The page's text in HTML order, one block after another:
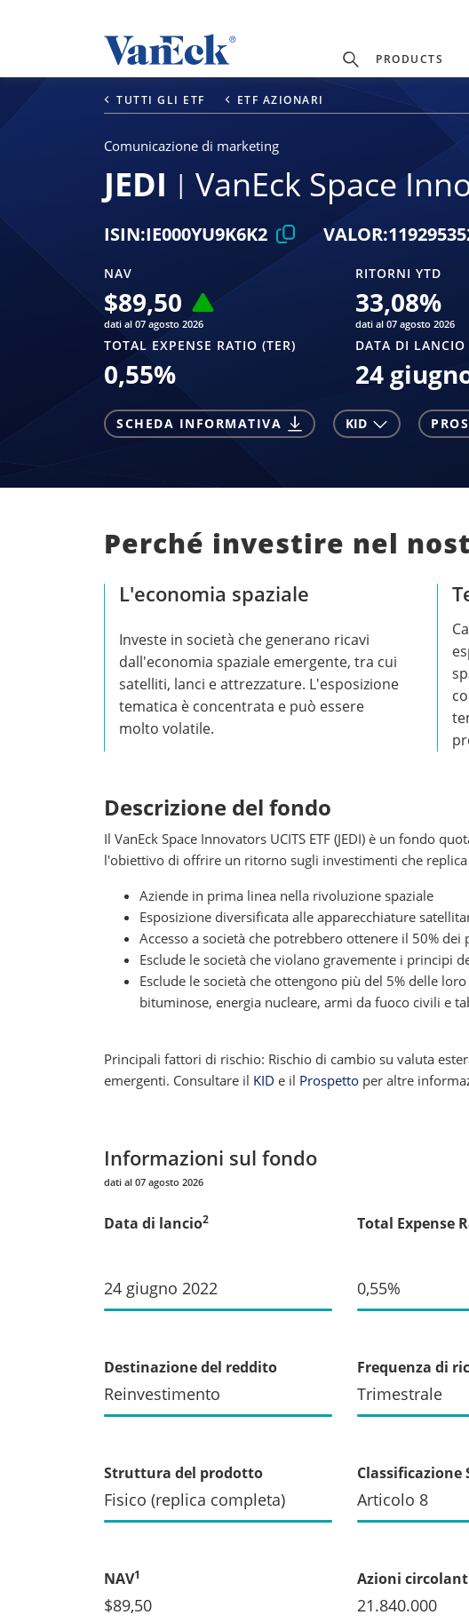
PRODUCTS
TUTTI GLI ETF ETF AZIONARI
Comunicazione di marketing
JEDI VanEck Space
ISIN:IE000YU9K6K2 VALOR:
NAV
$89,50
dati al 07 agosto 2026
RITORNI YTD
33,08%
dati al 07 agosto 2026
TOTAL EXPENSE RATIO (TER)
0,55%
DATA DI LANCIO
24
SCHEDA INFORMATIVA KID
Perché investire nel
L'economia spaziale
Investe in società che generano ricavi
dall'economia spaziale emergente, tra cui
satelliti, lanci e attrezzature. L'esposizione
tematica è concentrata e può essere
molto volatile.
Descrizione del fondo
Il VanEck Space Innovators UCITS ETF (JEDI) è un fondo
l'obiettivo di offrire un ritorno sugli investimenti che
Aziende in prima linea nella rivoluzione spaziale
Esposizione diversificata alle apparecchiature
Accesso a società che potrebbero ottenere il 50%
Esclude le società che violano gravemente i principi
Esclude le società che ottengono più del 5% delle
bituminose, energia nucleare, armi da fuoco civili e
Principali fattori di rischio: Rischio di cambio su valuta
emergenti. Consultare il KID e il Prospetto per altre
Informazioni sul fondo
dati al 07 agosto 2026
Data di lancio2
24 giugno 2022
Total Expense
0,55%
Destinazione del reddito
Reinvestimento
Frequenza di
Trimestrale
Struttura del prodotto
Fisico (replica completa)
Classificazione
Articolo 8
NAV1
$89,50
Azioni
21.840.000